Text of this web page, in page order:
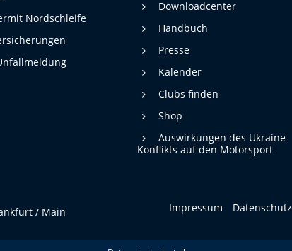
Nordschleife
Downloadcenter
Handbuch
Presse
Kalender
Clubs finden
Shop
Auswirkungen des Ukraine-
Konflikts auf den Motorsport
/ Main Impressum Datenschutz